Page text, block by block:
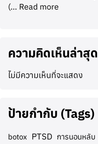
(… Read more
ความคิดเห็นล่าสุด
ไม่มีความเห็นที่จะแสดง
ป้ายกำกับ (Tags)
botox PTSD การนอนหลับ